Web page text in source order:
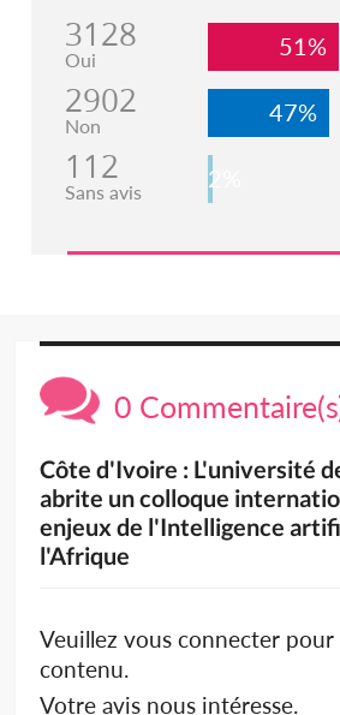
3128
Oui 51%
2902
Non 47%
112
Sans avis 2%
0
Côte d'Ivoire : L'université
abrite un colloque
enjeux de l'Intelligence
l'Afrique
Veuillez vous connecter
contenu.
Votre avis nous intéresse.